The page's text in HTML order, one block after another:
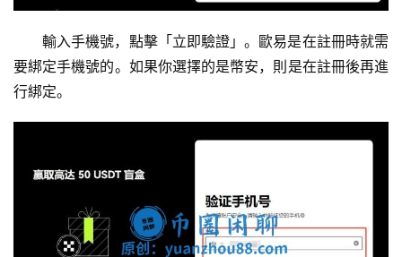
輸入手機號，點擊「立即驗證」。歐易是在註冊時就需
要綁定手機號的。如果你選擇的是幣安，則是在註冊後再進
行綁定。